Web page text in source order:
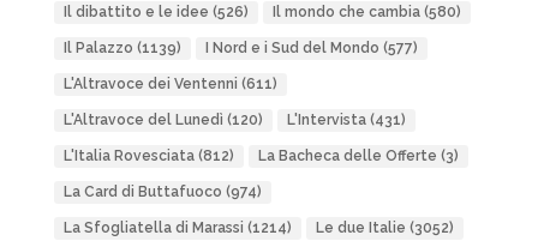
Il dibattito e le idee (526) Il mondo che cambia(580)
Il Palazzo (1139) I Nord e i Sud del Mondo (577)
L'Altravoce dei Ventenni (611)
L'Altravoce del Lunedì (120) L'Intervista(431)
L'Italia Rovesciata(812) La Bacheca delle Offerte (3)
La Card di Buttafuoco (974)
La Sfogliatella di Marassi (1214) Le due Italie (3052)